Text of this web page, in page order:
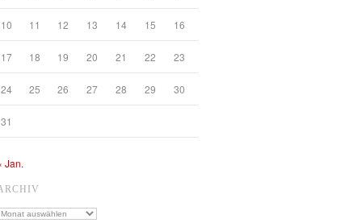
10 11 12 13 14 15 16
17 18 19 20 21 22 23
24 25 26 27 28 29 30
31
Jan.